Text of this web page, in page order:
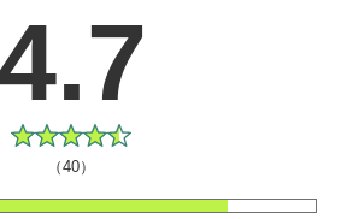
（40）